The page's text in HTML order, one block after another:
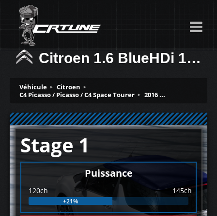
Citroen 1.6 BlueHDi 120ch
Véhicule
Citroen
C4 Picasso / Picasso / C4 Space Tourer
2016 ...
Stage 1
Puissance
120ch 145ch
+21%